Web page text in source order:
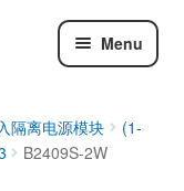
Menu
隔离电源模块
(1-
B2409S-2W